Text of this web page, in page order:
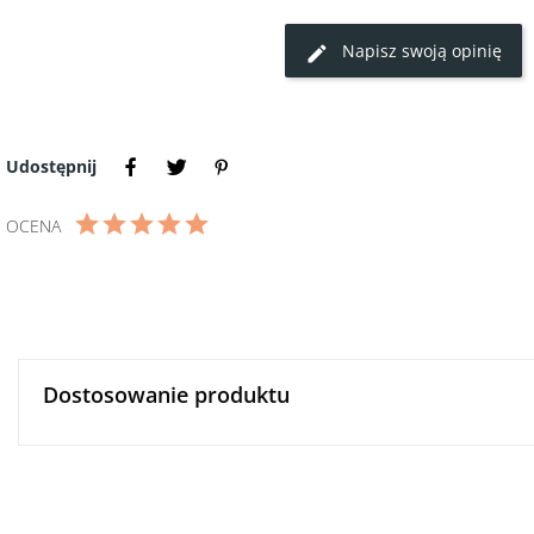
Napisz swoją opinię
Udostępnij
OCENA
Dostosowanie produktu